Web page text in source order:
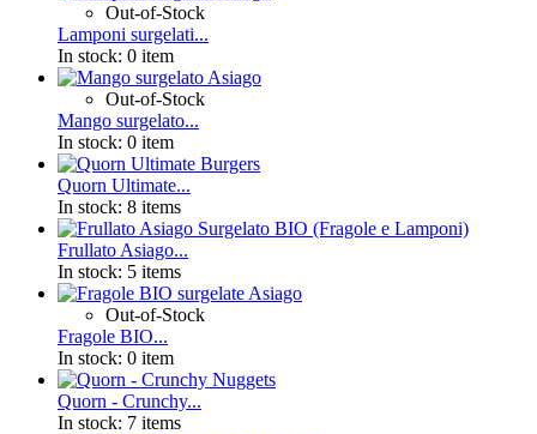
Out-of-Stock
Lamponi surgelati...
In stock: 0 item
Out-of-Stock
Mango surgelato...
In stock: 0 item
Quorn Ultimate...
In stock: 8 items
Frullato Asiago...
In stock: 5 items
Out-of-Stock
Fragole BIO...
In stock: 0 item
Quorn - Crunchy...
In stock: 7 items